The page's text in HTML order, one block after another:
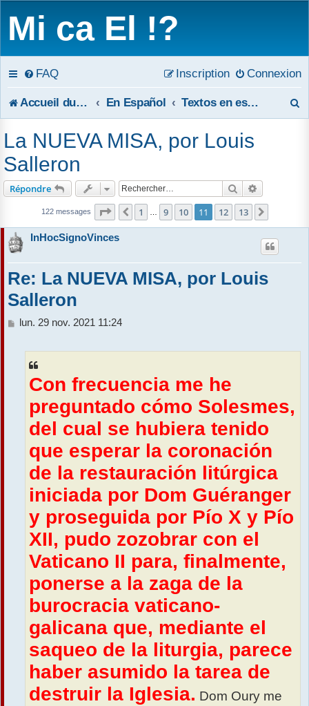
Mi ca El !?
FAQ Connexion
Inscription
Accueil du forum En Español Textos en español
r
La NUEVA MISA, por Louis
Salleron
Répondre Rechercher
122 messages Page 11 sur 13
Précédent
1 9 10 11 12 13
InHocSignoVinces
Re: La NUEVA MISA, por Louis
Salleron
M
lun. 29 nov. 2021 11:24
Con frecuencia me he
preguntado cómo Solesmes,
del cual se hubiera tenido
que esperar la coronación
de la restauración litúrgica
iniciada por Dom Guéranger
y proseguida por Pío X y Pío
XII, pudo zozobrar con el
Vaticano II para, finalmente,
ponerse a la zaga de la
burocracia vaticano-
galicana que, mediante el
saqueo de la liturgia, parece
haber asumido la tarea de
destruir la Iglesia. Dom Oury me